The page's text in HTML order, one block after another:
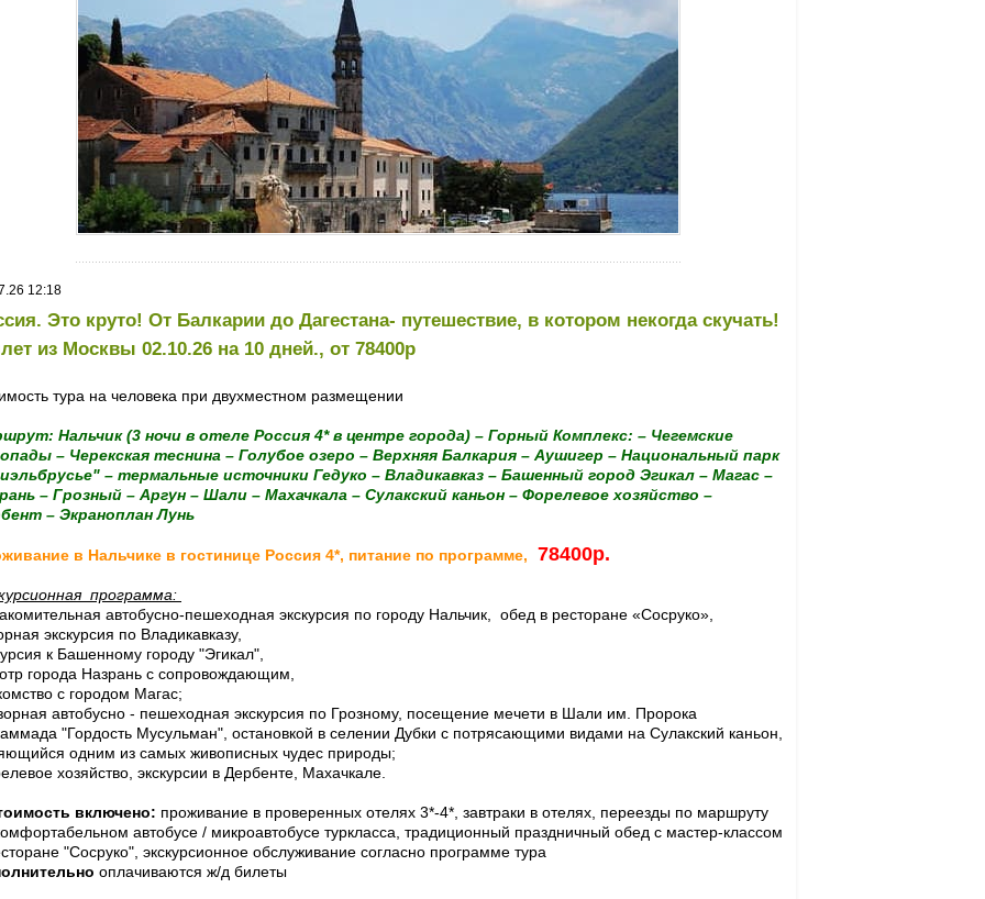
12:18
Это круто! От Балкарии до Дагестана- путешествие, в котором некогда скучать!
из Москвы 02.10.26 на 10 дней., от 78400р
тура на человека при двухместном размещении
Нальчик (3 ночи в отеле Россия 4* в центре города) – Горный Комплекс: – Чегемские
– Черекская теснина – Голубое озеро – Верхняя Балкария – Аушигер – Национальный парк
– термальные источники Гедуко – Владикавказ – Башенный город Эгикал – Магас –
– Грозный – Аргун – Шали – Махачкала – Сулакский каньон – Форелевое хозяйство –
– Экраноплан Лунь
в Нальчике в гостинице Россия 4*, питание по программе, 78400р.
программа:
автобусно-пешеходная экскурсия по городу Нальчик, обед в ресторане «Сосруко»,
экскурсия по Владикавказу,
к Башенному городу "Эгикал",
города Назрань с сопровождающим,
с городом Магас;
автобусно - пешеходная экскурсия по Грозному, посещение мечети в Шали им. Пророка
"Гордость Мусульман", остановкой в селении Дубки с потрясающими видами на Сулакский каньон,
одним из самых живописных чудес природы;
хозяйство, экскурсии в Дербенте, Махачкале.
включено: проживание в проверенных отелях 3*-4*, завтраки в отелях, переезды по маршруту
автобусе / микроавтобусе туркласса, традиционный праздничный обед с мастер-классом
"Сосруко", экскурсионное обслуживание согласно программе тура
оплачиваются ж/д билеты